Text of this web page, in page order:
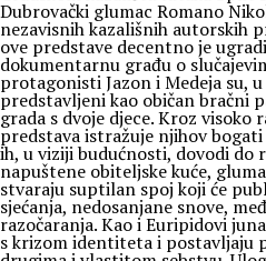
Dubrovački glumac Romano
nezavisnih kazališnih autorskih
ove predstave decentno je
dokumentarnu građu o
protagonisti Jazon i Medeja su,
predstavljeni kao običan bračni
grada s dvoje djece. Kroz
predstava istražuje njihov
ih, u viziji budućnosti, dovodi do
napuštene obiteljske kuće,
stvaraju suptilan spoj koji će
sjećanja, nedosanjane snove,
razočaranja. Kao i Euripidovi
s krizom identiteta i postavljaju